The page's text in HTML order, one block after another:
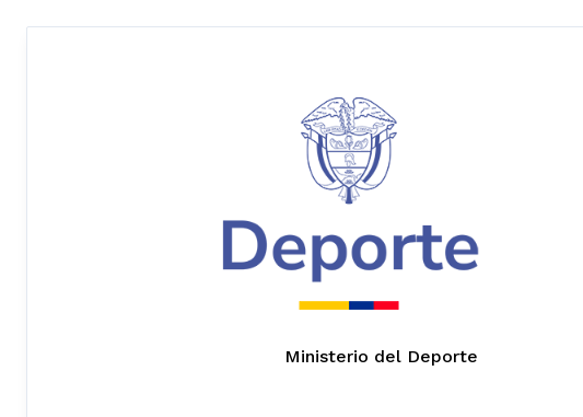
Ministerio del Deporte